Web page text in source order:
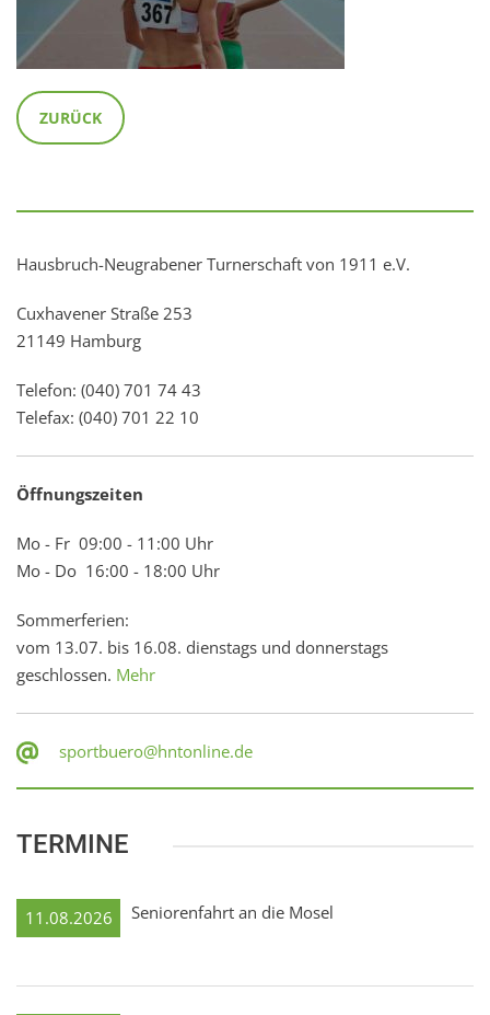
ZURÜCK
Hausbruch-Neugrabener Turnerschaft von 1911 e.V.
Cuxhavener Straße 253
21149 Hamburg
Telefon: (040) 701 74 43
Telefax: (040) 701 22 10
Öffnungszeiten
Mo - Fr 09:00 - 11:00 Uhr
Mo - Do 16:00 - 18:00 Uhr
Sommerferien:
vom 13.07. bis 16.08. dienstags und donnerstags
geschlossen. Mehr
sportbuero@hntonline.de
TERMINE
11.08.2026 Seniorenfahrt an die Mosel